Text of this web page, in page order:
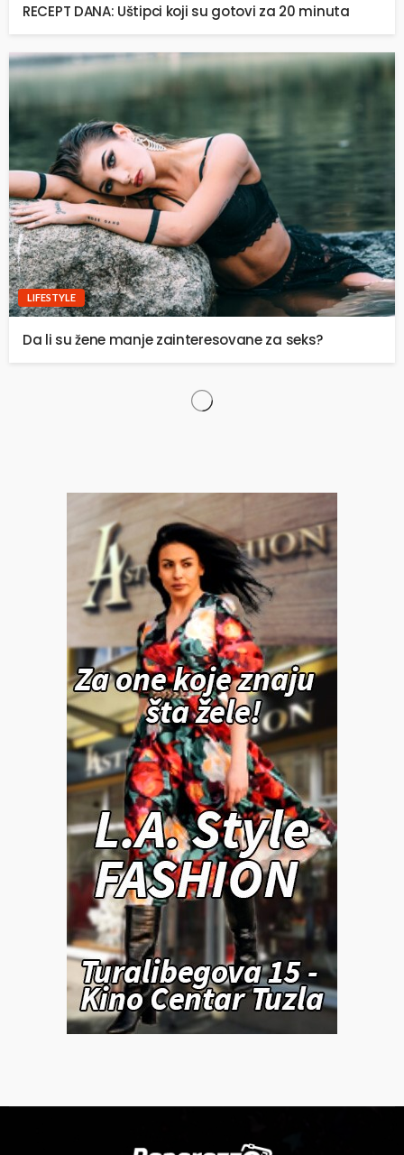
RECEPT DANA: Uštipci koji su gotovi za 20 minuta
LIFESTYLE
Da li su žene manje zainteresovane za seks?